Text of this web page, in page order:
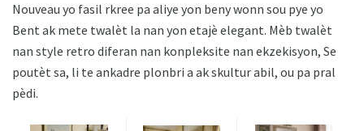
Nouveau yo fasil rkree pa aliye yon beny wonn sou pye yo
Bent ak mete twalèt la nan yon etajè elegant. Mèb twalèt
nan style retro diferan nan konpleksite nan ekzekisyon, Se
poutèt sa, li te ankadre plonbri a ak skultur abil, ou pa pral
pèdi.